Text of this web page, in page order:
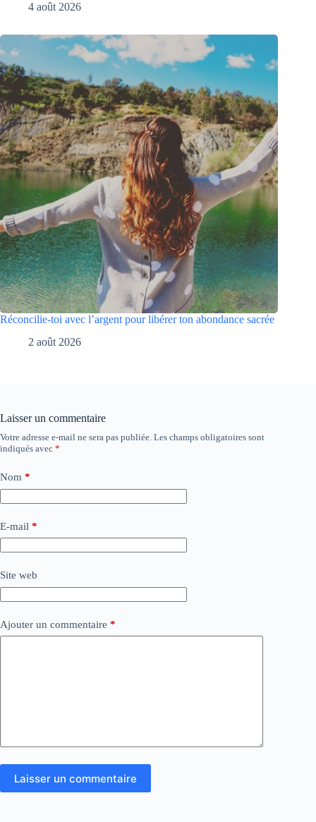
4 août 2026
Réconcilie-toi avec l’argent pour libérer ton abondance sacrée
2 août 2026
Laisser un commentaire
Votre adresse e-mail ne sera pas publiée. Les champs obligatoires sont
indiqués avec *
Nom *
E-mail *
Site web
Ajouter un commentaire *
Laisser un commentaire